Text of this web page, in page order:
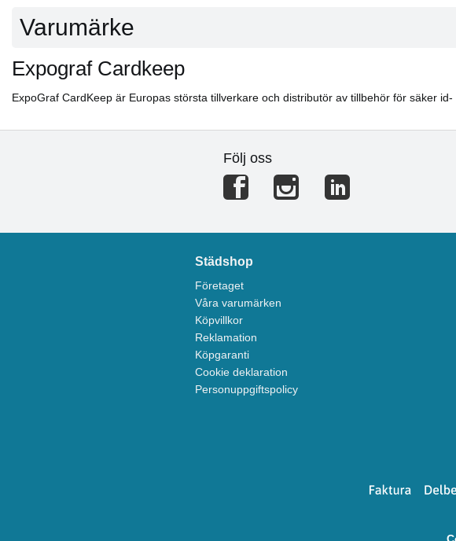
Varumärke
Expograf Cardkeep
ExpoGraf CardKeep är Europas största tillverkare och distributör av tillbehör för säker
Följ oss
Städshop
Företaget
Våra varumärken
Köpvillkor
Reklamation
Köpgaranti
Cookie deklaration
Personuppgiftspolicy